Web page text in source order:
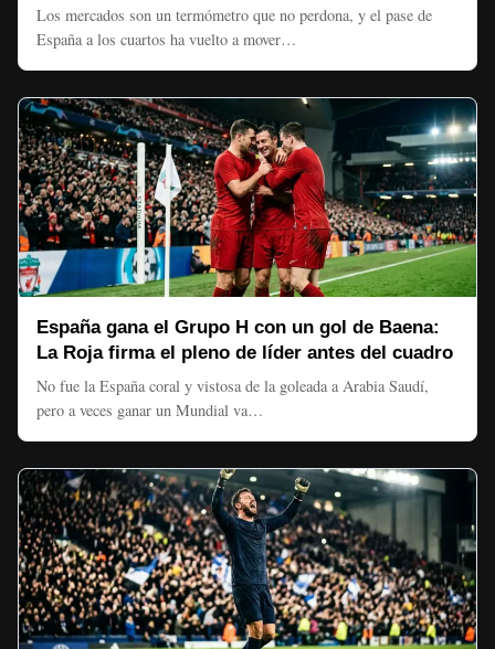
Los mercados son un termómetro que no perdona, y el pase de
España a los cuartos ha vuelto a mover…
España gana el Grupo H con un gol de Baena:
La Roja firma el pleno de líder antes del cuadro
No fue la España coral y vistosa de la goleada a Arabia Saudí,
pero a veces ganar un Mundial va…